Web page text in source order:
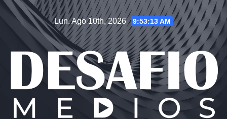
Lun. Ago 10th, 2026 9:53:14 AM